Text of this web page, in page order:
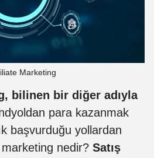
Marketing
bilinen bir diğer adıyla
para kazanmak
başvurduğu yollardan
nedir? Satış